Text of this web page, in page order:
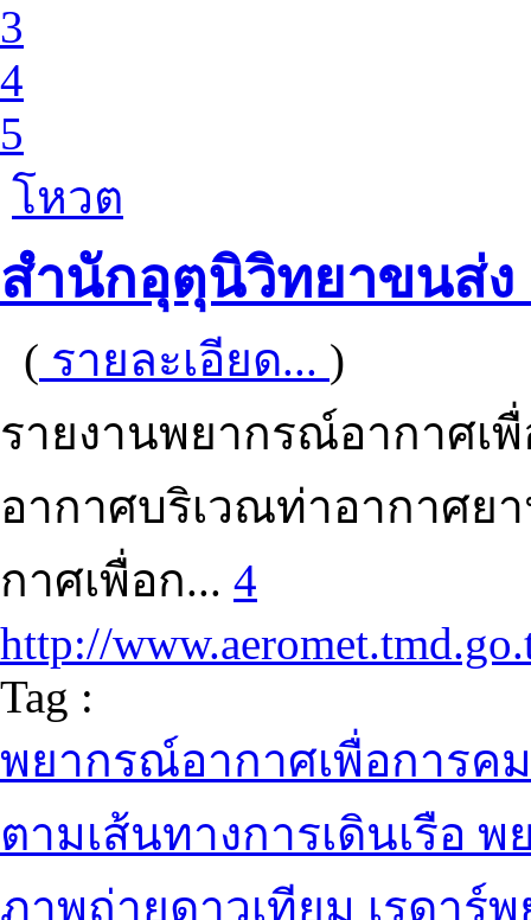
3
4
5
โหวต
สำนักอุตุนิวิทยาขนส่
( รายละเอียด... )
รายงานพยากรณ์อากาศ
อากาศบริเวณท่าอากาศย
กาศเพื่อก... 4
http://
Tag :
พยากรณ์อากาศเพื่อการ
ตามเส้นทางการเดินเรือ
ภาพถ่ายดาวเทียม เรดา